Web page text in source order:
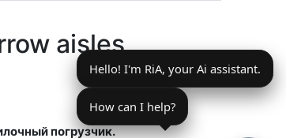
aisles,
погрузчик.
Hello! I'm RiA, your Ai assistant.
How can I help?